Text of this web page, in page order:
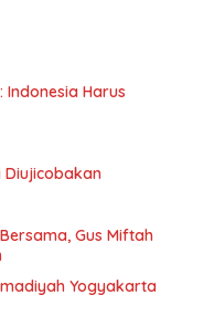
Indonesia Harus
Diujicobakan
Gus Miftah
Yogyakarta